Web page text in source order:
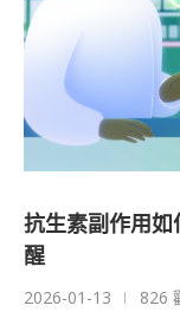
抗生素副作用
醒
2026-01-13 826